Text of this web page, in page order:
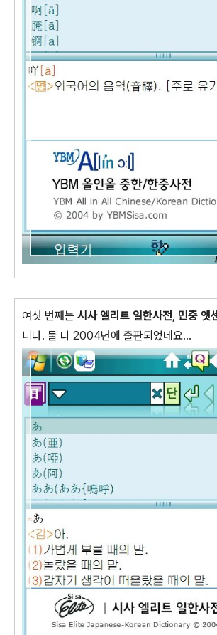
여섯 번째는 시사 엘리트 일한사전, 민중 엣
니다. 둘 다 2004년에 출판되었네요...